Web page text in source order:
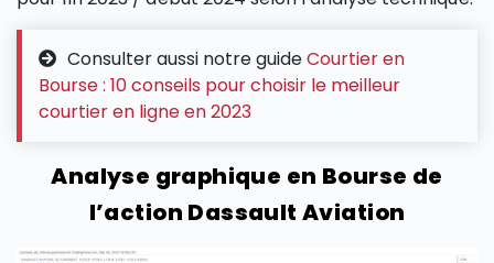
Consulter aussi notre guideCourtier en
Bourse : 10 conseils pour choisir le meilleur
courtier en ligne en 2023
Analyse graphique en Bourse de
l’action Dassault Aviation